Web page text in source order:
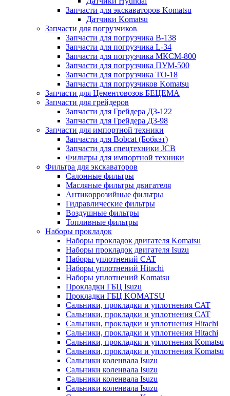
Запчасти для экскаваторов Komatsu
Датчики Komatsu
Запчасти для погрузчиков
Запчасти для погрузчика B-138
Запчасти для погрузчика L-34
Запчасти для погрузчика МКСМ-800
Запчасти для погрузчика ПУМ-500
Запчасти для погрузчика ТО-18
Запчасти для погрузчиков Komatsu
Запчасти для Цементовозов БЕЦЕМА
Запчасти для грейдеров
Запчасти для Грейдера ДЗ-122
Запчасти для Грейдера ДЗ-98
Запчасти для импортной техники
Запчасти для Bobcat (Бобкэт)
Запчасти для спецтехники JCB
Фильтры для импортной техники
Фильтра для экскаваторов
Салонные фильтры
Масляные фильтры двигателя
Антикоррозийные фильтры
Гидравлические фильтры
Воздушные фильтры
Топливные фильтры
Наборы прокладок
Наборы прокладок двигателя Komatsu
Наборы прокладок двигателя Isuzu
Наборы уплотнений CAT
Наборы уплотнений Hitachi
Наборы уплотнений Komatsu
Прокладки ГБЦ Isuzu
Прокладки ГБЦ KOMATSU
Сальники, прокладки и уплотнения CAT
Сальники, прокладки и уплотнения CAT
Сальники, прокладки и уплотнения Hitachi
Сальники, прокладки и уплотнения Hitachi
Сальники, прокладки и уплотнения Komatsu
Сальники, прокладки и уплотнения Komatsu
Сальники коленвала Isuzu
Сальники коленвала Isuzu
Сальники коленвала Isuzu
Сальники коленвала Isuzu